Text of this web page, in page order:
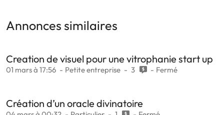
Annonces similaires
Creation de visuel pour une vitrophanie start up
01 mars à 17:56 Petite entreprise 3 Fermé
Création d’un oracle divinatoire